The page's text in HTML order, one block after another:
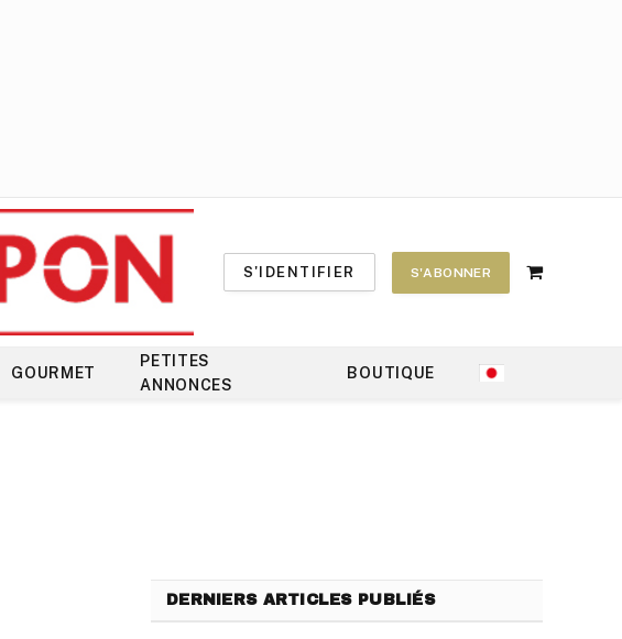
S'IDENTIFIER S'ABONNER
Shopping
GOURMET
PETITES
ANNONCES
BOUTIQUE
DERNIERS ARTICLES PUBLIÉS